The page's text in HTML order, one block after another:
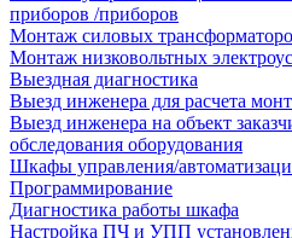
приборов /приборов
Монтаж силовых
Монтаж низковольтных
Выездная диагностика
Выезд инженера для расчета
Выезд инженера на объект
обследования оборудования
Шкафы управления/
Программирование
Диагностика работы шкафа
Настройка ПЧ и УПП